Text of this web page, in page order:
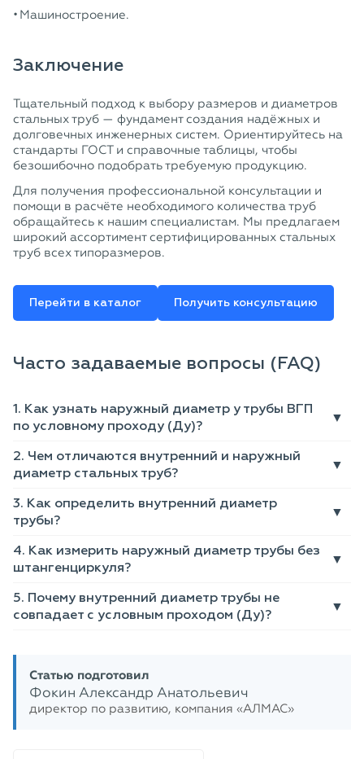
Машиностроение.
Заключение
Тщательный подход к выбору размеров и диаметров
стальных труб — фундамент создания надёжных и
долговечных инженерных систем. Ориентируйтесь на
стандарты ГОСТ и справочные таблицы, чтобы
безошибочно подобрать требуемую продукцию.
Для получения профессиональной консультации и
помощи в расчёте необходимого количества труб
обращайтесь к нашим специалистам. Мы предлагаем
широкий ассортимент сертифицированных стальных
труб всех типоразмеров.
Перейти в каталог Получить консультацию
Часто задаваемые вопросы (FAQ)
1. Как узнать наружный диаметр у трубы ВГП
по условному проходу (Ду)?
2. Чем отличаются внутренний и наружный
диаметр стальных труб?
3. Как определить внутренний диаметр
трубы?
4. Как измерить наружный диаметр трубы без
штангенциркуля?
5. Почему внутренний диаметр трубы не
совпадает с условным проходом (Ду)?
Статью подготовил
Фокин Александр Анатольевич
директор по развитию, компания «АЛМАС»